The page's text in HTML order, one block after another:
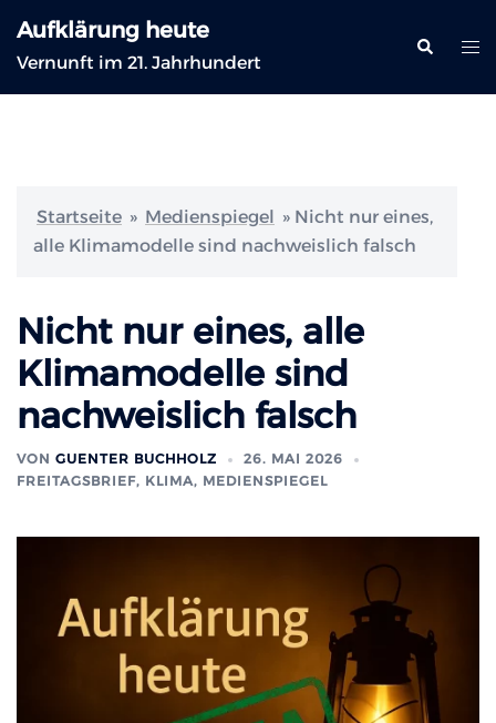
Inhalt
springen
Aufklärung heute
Vernunft im 21. Jahrhundert
Suche
Startseite » Medienspiegel » Nicht nur eines,
alle Klimamodelle sind nachweislich falsch
Nicht nur eines, alle
Klimamodelle sind
nachweislich falsch
VON GUENTER BUCHHOLZ
26. MAI 2026
FREITAGSBRIEF, KLIMA, MEDIENSPIEGEL